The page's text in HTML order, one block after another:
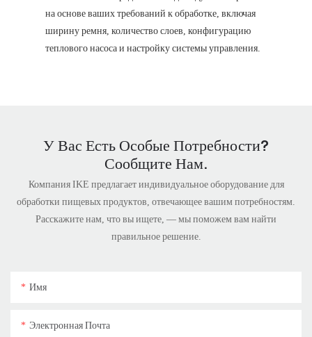
на основе ваших требований к обработке, включая
ширину ремня, количество слоев, конфигурацию
теплового насоса и настройку системы управления.
У Вас Есть Особые Потребности?
Сообщите Нам.
Компания IKE предлагает индивидуальное оборудование для
обработки пищевых продуктов, отвечающее вашим потребностям.
Расскажите нам, что вы ищете, — мы поможем вам найти
правильное решение.
Имя
Электронная Почта